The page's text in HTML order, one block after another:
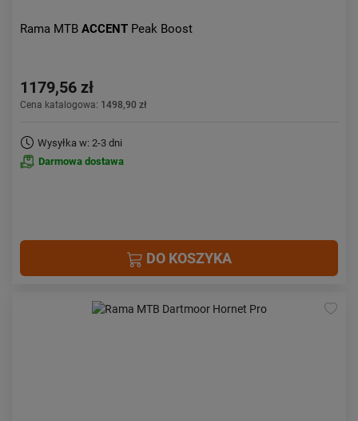
Rama MTB ACCENT Peak Boost
1179,56 zł
Cena katalogowa: 1498,90 zł
Wysyłka w: 2-3 dni
Darmowa dostawa
DO KOSZYKA